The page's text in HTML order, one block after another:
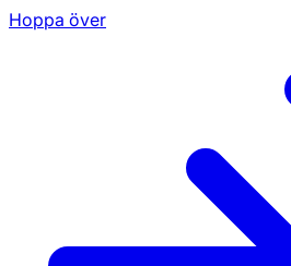
Hoppa över